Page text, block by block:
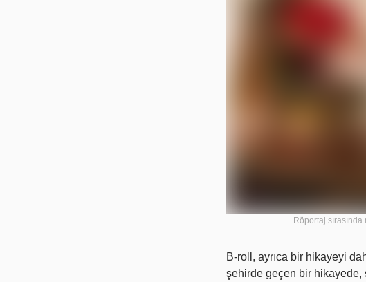
Röportaj
B-roll, ayrıca bir hikayeyi
şehirde geçen bir hikayede,